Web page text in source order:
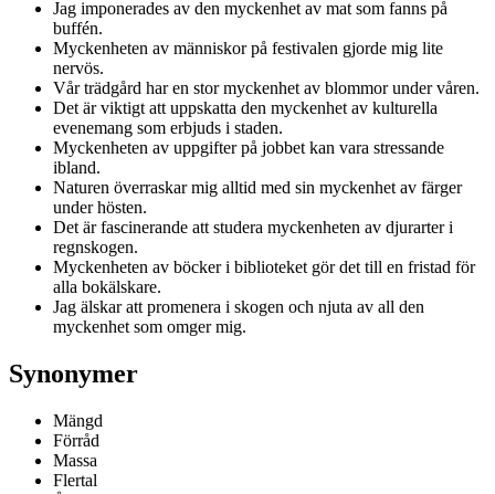
Jag imponerades av den myckenhet av mat som fanns på
buffén.
Myckenheten av människor på festivalen gjorde mig lite
nervös.
Vår trädgård har en stor myckenhet av blommor under våren.
Det är viktigt att uppskatta den myckenhet av kulturella
evenemang som erbjuds i staden.
Myckenheten av uppgifter på jobbet kan vara stressande
ibland.
Naturen överraskar mig alltid med sin myckenhet av färger
under hösten.
Det är fascinerande att studera myckenheten av djurarter i
regnskogen.
Myckenheten av böcker i biblioteket gör det till en fristad för
alla bokälskare.
Jag älskar att promenera i skogen och njuta av all den
myckenhet som omger mig.
Synonymer
Mängd
Förråd
Massa
Flertal